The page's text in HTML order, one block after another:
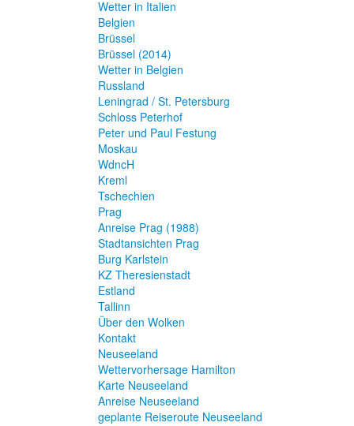
Wetter in Italien
Belgien
Brüssel
Brüssel (2014)
Wetter in Belgien
Russland
Leningrad / St. Petersburg
Schloss Peterhof
Peter und Paul Festung
Moskau
WdncH
Kreml
Tschechien
Prag
Anreise Prag (1988)
Stadtansichten Prag
Burg Karlstein
KZ Theresienstadt
Estland
Tallinn
Über den Wolken
Kontakt
Neuseeland
Wettervorhersage Hamilton
Karte Neuseeland
Anreise Neuseeland
geplante Reiseroute Neuseeland